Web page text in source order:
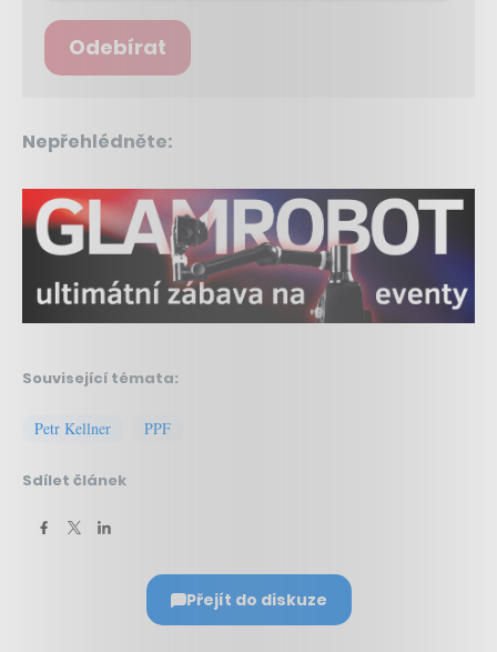
Odebírat
Nepřehlédněte:
Související témata:
Petr Kellner PPF
Sdílet článek
Přejít do diskuze